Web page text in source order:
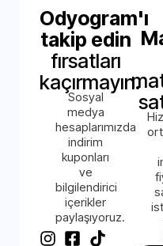
Odyogram'ı
takip edin
fırsatları
kaçırmayın.
Sosyal
medya
hesaplarımızda
indirim
kuponları
ve
bilgilendirici
içerikler
paylaşıyoruz.